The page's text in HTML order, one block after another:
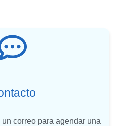
correo para agendar una